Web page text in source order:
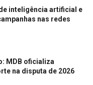
inteligência artificial e
nas redes
MDB oficializa
na disputa de 2026